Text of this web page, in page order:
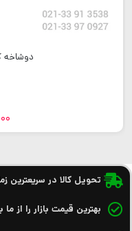
دوشاخه
تحویل کالا در سریعترین
بهترین قیمت بازار را از